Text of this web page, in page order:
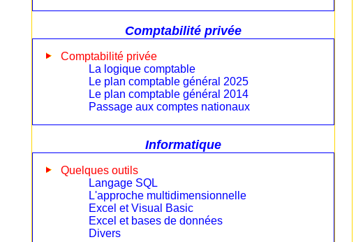
Comptabilité privée
Comptabilité privée
La logique comptable
Le plan comptable général 2025
Le plan comptable général 2014
Passage aux comptes nationaux
Informatique
Quelques outils
Langage SQL
L'approche multidimensionnelle
Excel et Visual Basic
Excel et bases de données
Divers